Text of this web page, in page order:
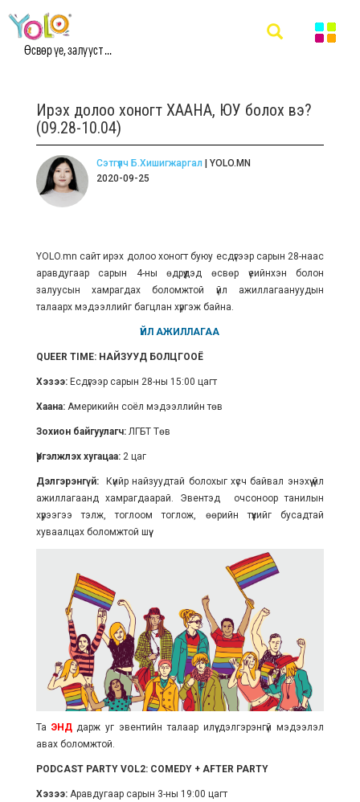
Өсвөр үе, залууст ...
Ирэх долоо хоногт ХААНА, ЮУ болох вэ?
(09.28-10.04)
Сэтгүүлч Б.Хишигжаргал | YOLO.MN
2020-09-25
YOLO.mn сайт ирэх долоо хоногт буюу есдүгээр сарын 28-наас
аравдугаар сарын 4-ны өдрүүдэд өсвөр үеийнхэн болон
залуусын хамрагдах боломжтой үйл ажиллагаануудын
талаарх мэдээллийг багцлан хүргэж байна.
ҮЙЛ АЖИЛЛАГАА
QUEER TIME: НАЙЗУУД БОЛЦГООЁ
Хэзээ:Есдүгээр сарын 28-ны 15:00 цагт
Хаана:Америкийн соёл мэдээллийн төв
Зохион байгуулагч:ЛГБТ Төв
Үргэлжлэх хугацаа:2 цаг
Дэлгэрэнгүй:
Күийр найзуудтай болохыг хүсч байвал энэхүү үйл
ажиллагаанд хамрагдаарай. Эвентэд очсоноор танилын
хүрээгээ тэлж, тоглоом тоглож, өөрийн түүхийг бусадтай
хуваалцах боломжтой шүү.
Та ЭНДдарж уг эвентийн талаар илүү дэлгэрэнгүй мэдээлэл
авах боломжтой.
PODCAST PARTY VOL2: COMEDY + AFTER PARTY
Хэзээ:Аравдугаар сарын 3-ны 19:00 цагт